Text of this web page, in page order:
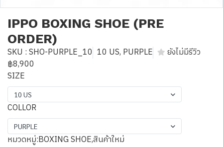
IPPO BOXING SHOE (PRE
ORDER)
SKU : SHO-PURPLE_10 10 US, PURPLE
ยังไม่มีรีวิว
฿8,900
SIZE
10 US
COLLOR
PURPLE
หมวดหมู่:BOXING SHOE,สินค้าใหม่